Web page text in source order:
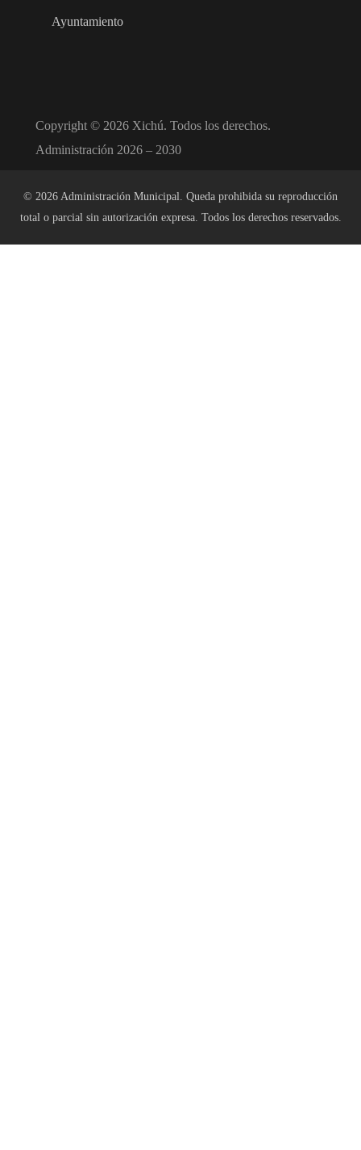
Ayuntamiento
Copyright © 2026 Xichú. Todos los derechos.
Administración 2026 – 2030
© 2026 Administración Municipal. Queda prohibida su reproducción
total o parcial sin autorización expresa. Todos los derechos reservados.